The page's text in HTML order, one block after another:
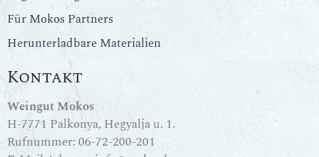
Für Mokos Partners
Herunterladbare Materialien
Kontakt
Weingut Mokos
H-7771 Palkonya, Hegyalja u. 1.
Rufnummer:06-72-200-201